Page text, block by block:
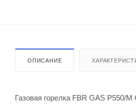
ОПИСАНИЕ
Газовая горелка FBR GAS P550/